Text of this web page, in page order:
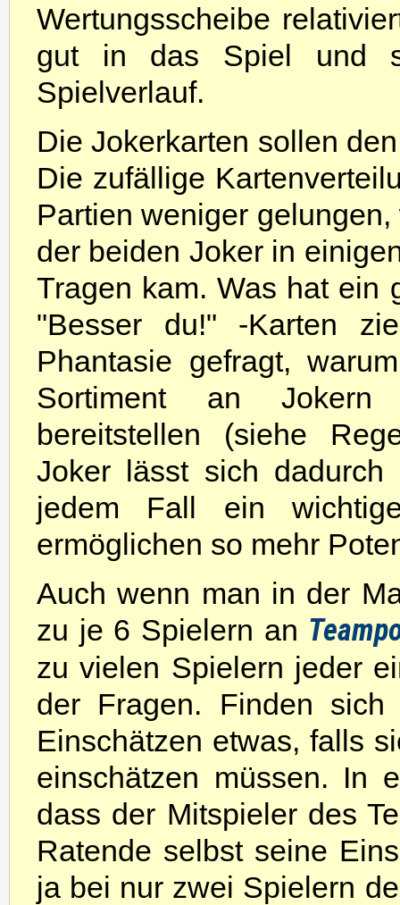
Wertungsscheibe
gut in das Spiel und
Spielverlauf.
Die Jokerkarten sollen
Die zufällige
Partien weniger
der beiden Joker in
Tragen kam. Was hat ein
"Besser du!" -Karten
Phantasie gefragt,
Sortiment an Jokern
bereitstellen (siehe
Joker lässt sich
jedem Fall ein
ermöglichen so mehr
Auch wenn man in der
zu je 6 Spielern an
zu vielen Spielern jeder
der Fragen. Finden
Einschätzen etwas, falls
einschätzen müssen. In
dass der Mitspieler des
Ratende selbst seine
ja bei nur zwei Spielern